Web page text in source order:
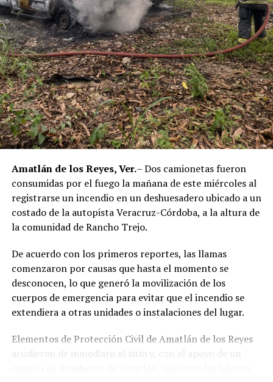
Amatlán de los Reyes, Ver.– Dos camionetas fueron
consumidas por el fuego la mañana de este miércoles al
registrarse un incendio en un deshuesadero ubicado a un
costado de la autopista Veracruz-Córdoba, a la altura de
la comunidad de Rancho Trejo.
De acuerdo con los primeros reportes, las llamas
comenzaron por causas que hasta el momento se
desconocen, lo que generó la movilización de los
cuerpos de emergencia para evitar que el incendio se
extendiera a otras unidades o instalaciones del lugar.
Elementos de Protección Civil de Amatlán de los Reyes
acudieron de inmediato al sitio y, con el apoyo de un